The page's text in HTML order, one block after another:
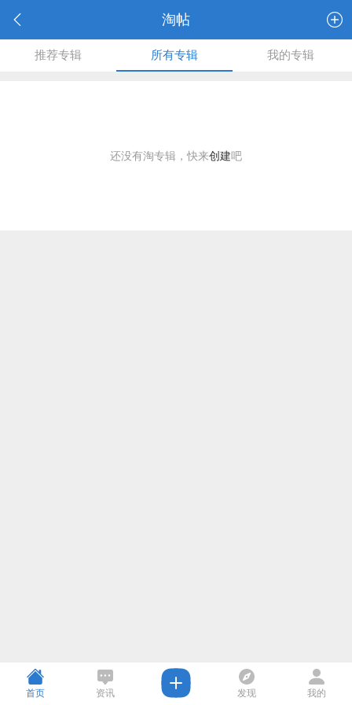
淘帖
推荐专辑 所有专辑 我的专辑
还没有淘专辑，快来创建吧
首页 资讯 发现 我的